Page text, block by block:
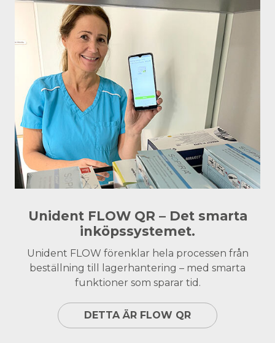
Unident FLOW QR – Det smarta
inköpssystemet.
Unident FLOW förenklar hela processen från
beställning till lagerhantering – med smarta
funktioner som sparar tid.
DETTA ÄR FLOW QR